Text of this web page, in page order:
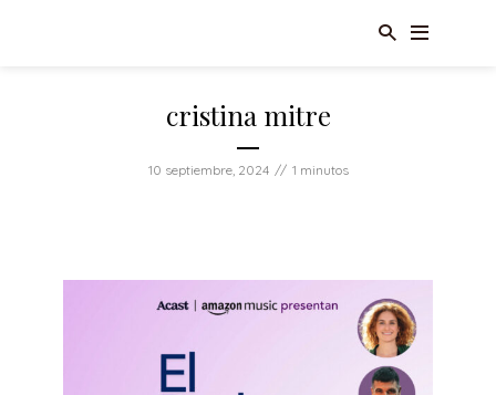
cristina mitre
10 septiembre, 2024 1 minutos